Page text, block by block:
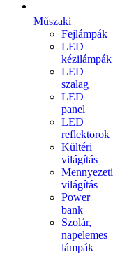
Műszaki
Fejlámpák
LED
kézilámpák
LED
szalag
LED
panel
LED
reflektorok
Kültéri
világítás
Mennyezeti
világítás
Power
bank
Szolár,
napelemes
lámpák